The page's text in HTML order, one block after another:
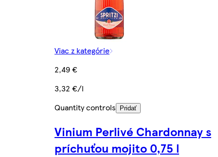
Viac z kategórie
2,49 €
3,32 €/l
Quantity controls
Pridať
Vinium Perlivé Chardonnay s
príchuťou mojito 0,75 l